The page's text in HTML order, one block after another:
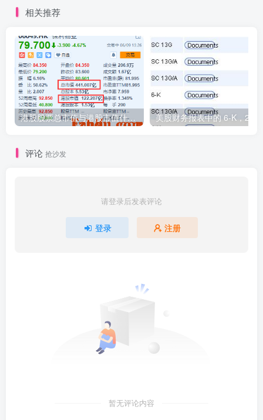
相关推荐
港股股票总市值与港股市值什么区别？估值时以总市值为准还是港股市值为准？
评论 抢沙发
请登录后发表评论
登录 注册
暂无评论内容